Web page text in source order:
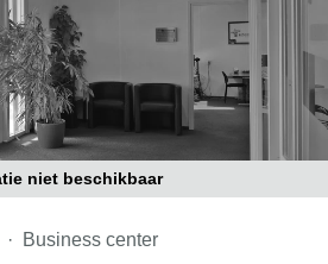
niet beschikbaar
Business center